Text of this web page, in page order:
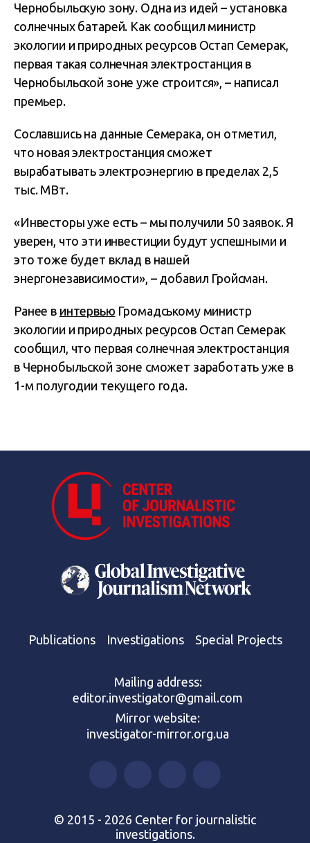
Чернобыльскую зону. Одна из идей – установка
солнечных батарей. Как сообщил министр
экологии и природных ресурсов Остап Семерак,
первая такая солнечная электростанция в
Чернобыльской зоне уже строится», – написал
премьер.
Сославшись на данные Семерака, он отметил,
что новая электростанция сможет
вырабатывать электроэнергию в пределах 2,5
тыс. МВт.
«Инвесторы уже есть – мы получили 50 заявок. Я
уверен, что эти инвестиции будут успешными и
это тоже будет вклад в нашей
энергонезависимости», – добавил Гройсман.
Ранее в интервью Громадському министр
экологии и природных ресурсов Остап Семерак
сообщил, что первая солнечная электростанция
в Чернобыльской зоне сможет заработать уже в
1-м полугодии текущего года.
Publications Investigations Special Projects
Mailing address:
editor.investigator@gmail.com
Mirror website:
investigator-mirror.org.ua
© 2015 - 2026 Center for journalistic
investigations.